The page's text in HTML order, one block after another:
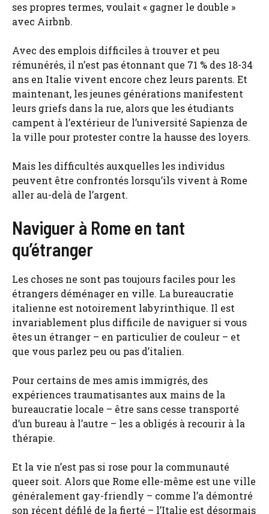
ses propres termes, voulait « gagner le double »
avec Airbnb.
Avec des emplois difficiles à trouver et peu
rémunérés, il n’est pas étonnant que 71 % des 18-34
ans en Italie vivent encore chez leurs parents. Et
maintenant, les jeunes générations manifestent
leurs griefs dans la rue, alors que les étudiants
campent à l’extérieur de l’université Sapienza de
la ville pour protester contre la hausse des loyers.
Mais les difficultés auxquelles les individus
peuvent être confrontés lorsqu’ils vivent à Rome
aller au-delà de l’argent.
Naviguer à Rome en tant
qu’étranger
Les choses ne sont pas toujours faciles pour les
étrangers déménager en ville. La bureaucratie
italienne est notoirement labyrinthique. Il est
invariablement plus difficile de naviguer si vous
êtes un étranger – en particulier de couleur – et
que vous parlez peu ou pas d’italien.
Pour certains de mes amis immigrés, des
expériences traumatisantes aux mains de la
bureaucratie locale – être sans cesse transporté
d’un bureau à l’autre – les a obligés à recourir à la
thérapie.
Et la vie n’est pas si rose pour la communauté
queer soit. Alors que Rome elle-même est une ville
généralement gay-friendly – comme l’a démontré
son récent défilé de la fierté – l’Italie est désormais